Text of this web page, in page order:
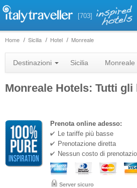
[703]
Home Sicilia Hotel Monreale
Destinazioni Sicilia Monreale
Monreale Hotels: Tutti
Prenota online adesso:
Le tariffe più basse
Prenotazione diretta
Nessun costo di
Server sicuro